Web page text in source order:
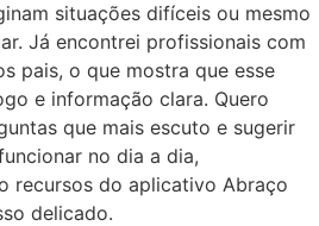
situações difíceis ou mesmo
Já encontrei profissionais com
pais, o que mostra que esse
e informação clara. Quero
que mais escuto e sugerir
no dia a dia,
recursos do aplicativo Abraço
delicado.